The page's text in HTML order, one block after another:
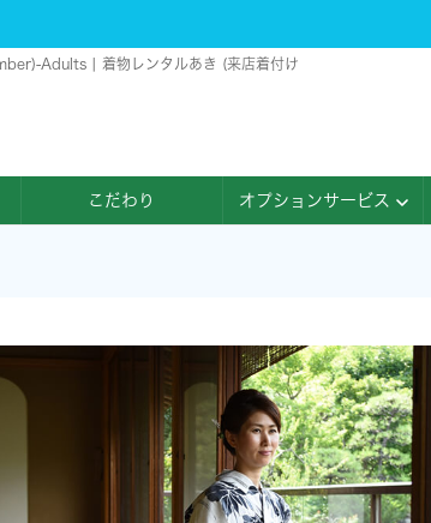
Adults | 着物レンタルあき (来店着付け
こだわり オプションサービス